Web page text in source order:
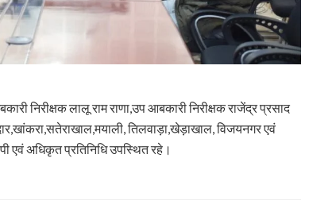
निरीक्षक लालू राम राणा,उप आबकारी निरीक्षक राजेंद्र प्रसाद
तिलवाड़ा,खेड़ाखाल, विजयनगर एवं
एवं अधिकृत प्रतिनिधि उपस्थित रहे।